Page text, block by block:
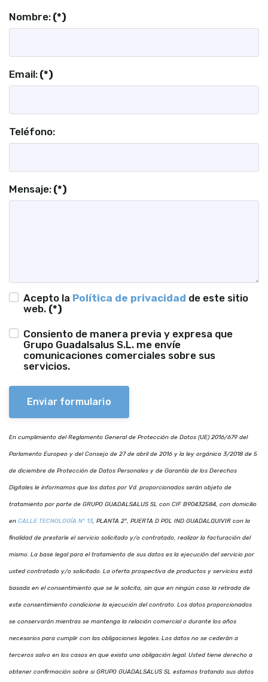
Nombre: (*)
Email: (*)
Teléfono:
Mensaje: (*)
Acepto la Política de privacidad de este sitio
web. (*)
Consiento de manera previa y expresa que
Grupo Guadalsalus S.L. me envíe
comunicaciones comerciales sobre sus
servicios.
Enviar formulario
En cumplimiento del Reglamento General de Protección de Datos (UE) 2016/679 del
Parlamento Europeo y del Consejo de 27 de abril de 2016 y la ley orgánica 3/2018 de 5
de diciembre de Protección de Datos Personales y de Garantía de los Derechos
Digitales le informamos que los datos por Vd. proporcionados serán objeto de
tratamiento por parte de GRUPO GUADALSALUS SL con CIF B90432584, con domicilio
en CALLE TECNOLOGÍA Nº 13, PLANTA 2º, PUERTA D POL IND GUADALQUIVIR con la
finalidad de prestarle el servicio solicitado y/o contratado, realizar la facturación del
mismo. La base legal para el tratamiento de sus datos es la ejecución del servicio por
usted contratado y/o solicitado. La oferta prospectiva de productos y servicios está
basada en el consentimiento que se le solicita, sin que en ningún caso la retirada de
este consentimiento condicione la ejecución del contrato. Los datos proporcionados
se conservarán mientras se mantenga la relación comercial o durante los años
necesarios para cumplir con las obligaciones legales. Los datos no se cederán a
terceros salvo en los casos en que exista una obligación legal. Usted tiene derecho a
obtener confirmación sobre si GRUPO GUADALSALUS SL estamos tratando sus datos